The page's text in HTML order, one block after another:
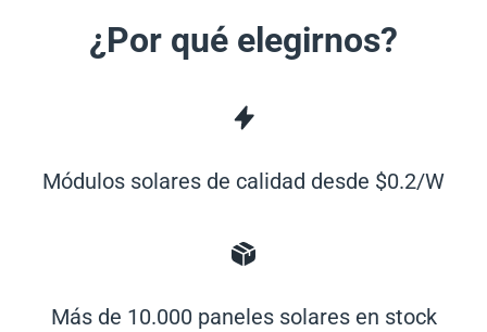
¿Por qué elegirnos?
Módulos solares de calidad desde $0.2/W
Más de 10.000 paneles solares en stock